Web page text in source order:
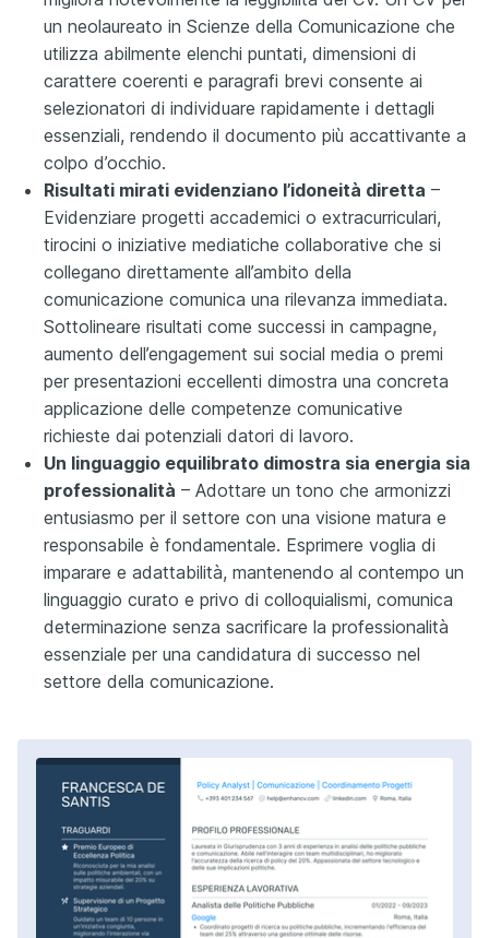
un neolaureato in Scienze della Comunicazione che
utilizza abilmente elenchi puntati, dimensioni di
carattere coerenti e paragrafi brevi consente ai
selezionatori di individuare rapidamente i dettagli
essenziali, rendendo il documento più accattivante a
colpo d’occhio.
Risultati mirati evidenziano l’idoneità diretta –
Evidenziare progetti accademici o extracurriculari,
tirocini o iniziative mediatiche collaborative che si
collegano direttamente all’ambito della
comunicazione comunica una rilevanza immediata.
Sottolineare risultati come successi in campagne,
aumento dell’engagement sui social media o premi
per presentazioni eccellenti dimostra una concreta
applicazione delle competenze comunicative
richieste dai potenziali datori di lavoro.
Un linguaggio equilibrato dimostra sia energia sia
professionalità – Adottare un tono che armonizzi
entusiasmo per il settore con una visione matura e
responsabile è fondamentale. Esprimere voglia di
imparare e adattabilità, mantenendo al contempo un
linguaggio curato e privo di colloquialismi, comunica
determinazione senza sacrificare la professionalità
essenziale per una candidatura di successo nel
settore della comunicazione.